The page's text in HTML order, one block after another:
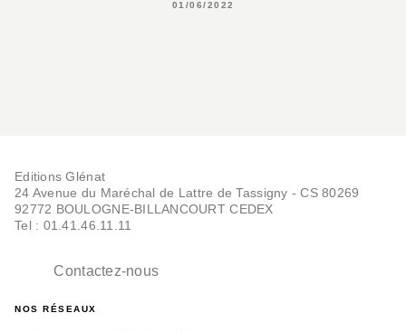
01/06/2022
Editions Glénat
24 Avenue du Maréchal de Lattre de Tassigny - CS 80269
92772 BOULOGNE-BILLANCOURT CEDEX
Tel : 01.41.46.11.11
Contactez-nous
NOS RÉSEAUX